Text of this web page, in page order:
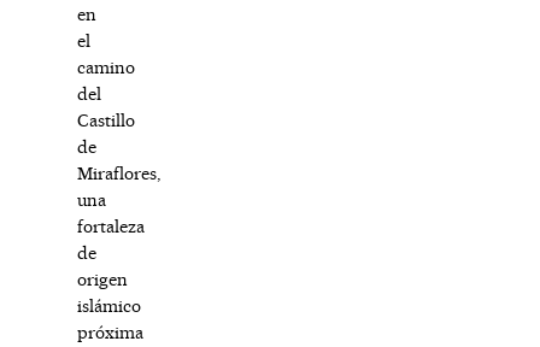
en
el
camino
del
Castillo
de
Miraflores,
una
fortaleza
de
origen
islámico
próxima